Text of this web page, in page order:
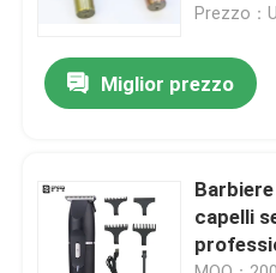
Richiedere un preventivo
Tagliacapelli
Tagliacapelli ricaricabile
capelli
Prezzo：
Miglior prezzo
capelli